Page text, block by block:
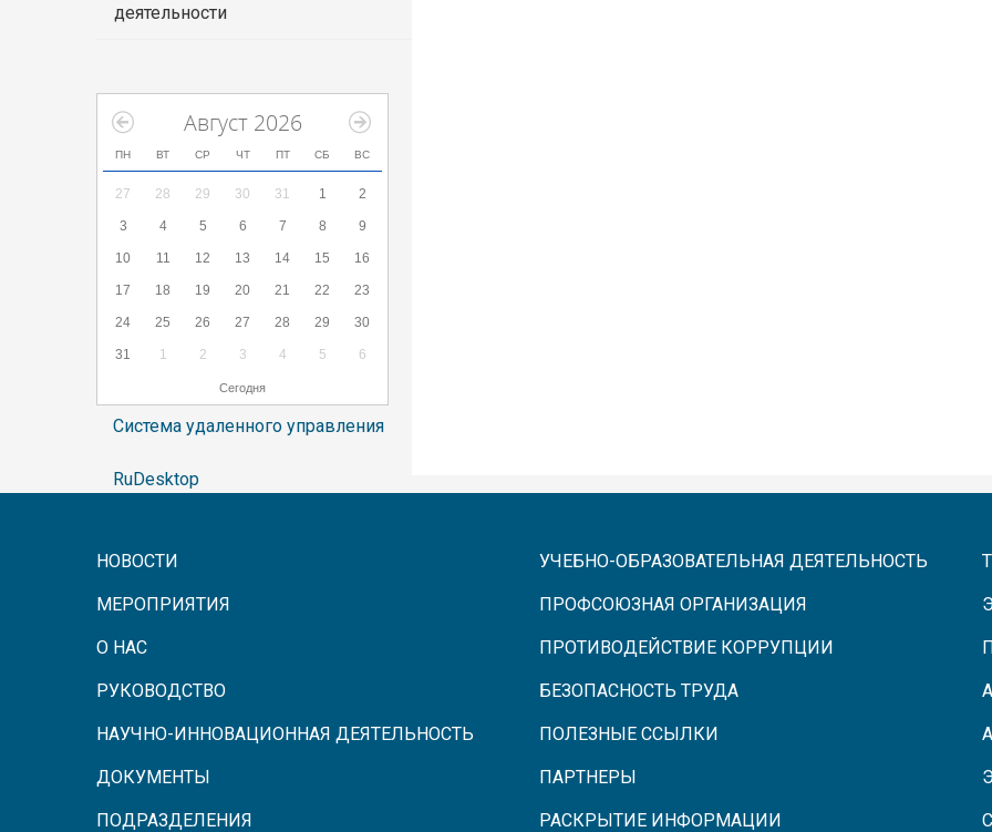
деятельности
Август 2026
ПН ВТ СР ЧТ ПТ СБ ВС
27 28 29 30 31 1 2
3 4 5 6 7 8 9
10 11 12 13 14 15 16
17 18 19 20 21 22 23
24 25 26 27 28 29 30
31 1 2 3 4 5 6
Сегодня
Система удаленного управления
RuDesktop
НОВОСТИ
МЕРОПРИЯТИЯ
О НАС
РУКОВОДСТВО
НАУЧНО-ИННОВАЦИОННАЯ ДЕЯТЕЛЬНОСТЬ
ДОКУМЕНТЫ
ПОДРАЗДЕЛЕНИЯ
УЧЕБНО-ОБРАЗОВАТЕЛЬНАЯ ДЕЯТЕЛЬНОСТЬ
ПРОФСОЮЗНАЯ ОРГАНИЗАЦИЯ
ПРОТИВОДЕЙСТВИЕ КОРРУПЦИИ
БЕЗОПАСНОСТЬ ТРУДА
ПОЛЕЗНЫЕ ССЫЛКИ
ПАРТНЕРЫ
РАСКРЫТИЕ ИНФОРМАЦИИ